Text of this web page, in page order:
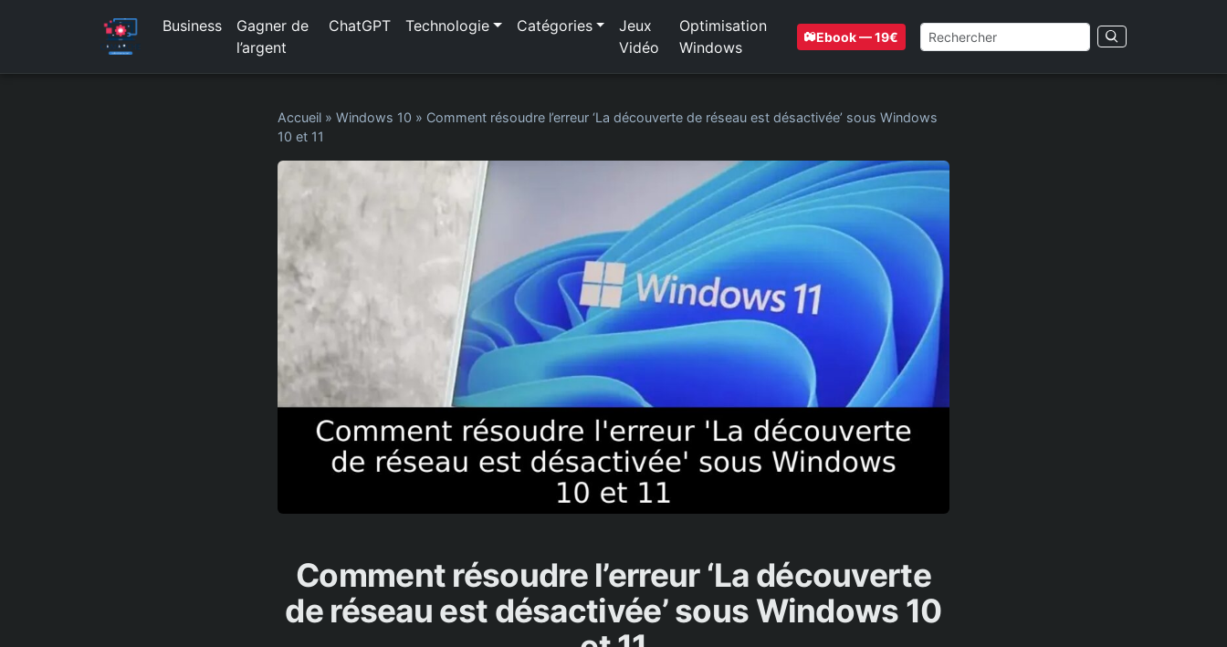
Business
Gagner de
l’argent
ChatGPT Technologie Catégories
Jeux
Vidéo
Optimisation
Windows
Ebook — 19€
Accueil » Windows 10 » Comment résoudre l’erreur ‘La découverte de réseau est désactivée’ sous Windows
10 et 11
Comment résoudre l’erreur ‘La découverte
de réseau est désactivée’ sous Windows 10